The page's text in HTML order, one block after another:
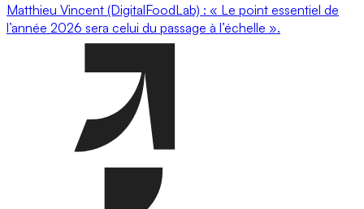
Matthieu Vincent (DigitalFoodLab) : « Le point essentiel de
l’année 2026 sera celui du passage à l’échelle ».